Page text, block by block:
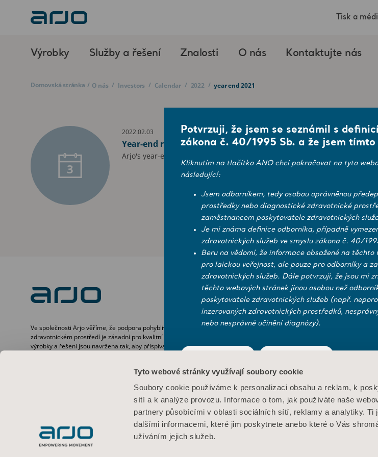
Tyto webové stránky využívají soubory cookie
Soubory cookie používáme k personalizaci obsahu a reklam, k
sítí a k analýze provozu. Informace o tom, jak používáte naše
partnery působícími v oblasti sociálních sítí, reklamy a analytiky. Ti
dalšími informacemi, které jim poskytnete anebo které o Vás
užíváním jejich služeb.
Výrobky Služby a řešení Znalosti O nás Kontaktujte nás
Tisk a
Domovská stránka / O nás / Investors / Calendar / 2022 / year end 2021
3
2022.02.03
Year-end report for 2021
Arjo's year-end report for 2021 will be published on February 3, 2022.
Ve společnosti Arjo věříme, že podpora pohyblivosti ve
zdravotnickém prostředí je zásadní pro kvalitní péči. Naše
výrobky a řešení jsou navržena tak, aby přispívala k
diagnostiky a prevence dekubitů i žilního tromboembolismu.
S více než 6 500 lidmi po celém světě se již šedesát let
staráme o pacienty i zdravotnické pracovníky a zavazujeme
se k tomu, abychom lidem se sníženou pohyblivostí umožnili
Výrobky
Služby a řešení
Znalosti
O nás
Kontaktujte nás
Investoři
Tisk a
Potvrzuji, že jsem se seznámil s
zákona č. 40/1995 Sb. a že jsem tímto
Kliknutím na tlačítko ANO chci pokračovat na tyto
následující:
Jsem odborníkem, tedy osobou oprávněnou
prostředky nebo diagnostické zdravotnické
zaměstnancem poskytovatele zdravotnických
Je mi známa definice odborníka, případně
zdravotnických služeb ve smyslu zákona č. 40/
Beru na vědomí, že informace obsažené na těchto
pro laickou veřejnost, ale pouze pro odborníky a
zdravotnických služeb. Dále potvrzuji, že jsou mi
těchto webových stránek jinou osobou než
poskytovatele zdravotnických služeb (např.
inzerovaných zdravotnických prostředků,
nebo nesprávné učinění diagnózy).
Informace o souborech cookie